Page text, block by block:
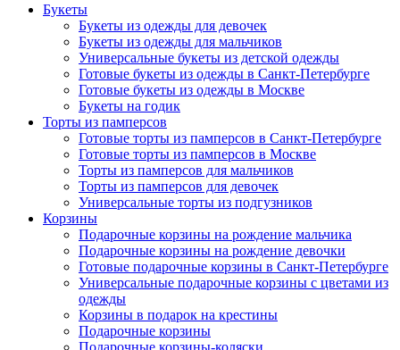
Букеты
Букеты из одежды для девочек
Букеты из одежды для мальчиков
Универсальные букеты из детской одежды
Готовые букеты из одежды в Санкт-Петербурге
Готовые букеты из одежды в Москве
Букеты на годик
Торты из памперсов
Готовые торты из памперсов в Санкт-Петербурге
Готовые торты из памперсов в Москве
Торты из памперсов для мальчиков
Торты из памперсов для девочек
Универсальные торты из подгузников
Корзины
Подарочные корзины на рождение мальчика
Подарочные корзины на рождение девочки
Готовые подарочные корзины в Санкт-Петербурге
Универсальные подарочные корзины с цветами из
одежды
Корзины в подарок на крестины
Подарочные корзины
Подарочные корзины-коляски